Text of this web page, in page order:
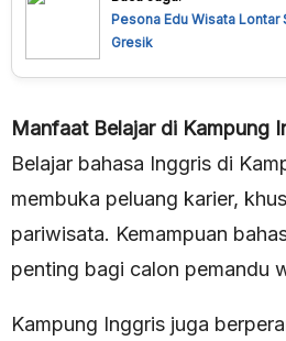
Pesona Edu Wisata
Gresik
Manfaat Belajar di Kampung
Belajar bahasa Inggris di
membuka peluang karier,
pariwisata. Kemampuan
penting bagi calon pemandu
Kampung Inggris juga